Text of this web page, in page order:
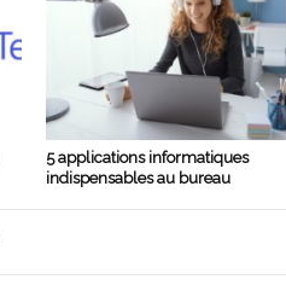
5 applications informatiques
indispensables au bureau